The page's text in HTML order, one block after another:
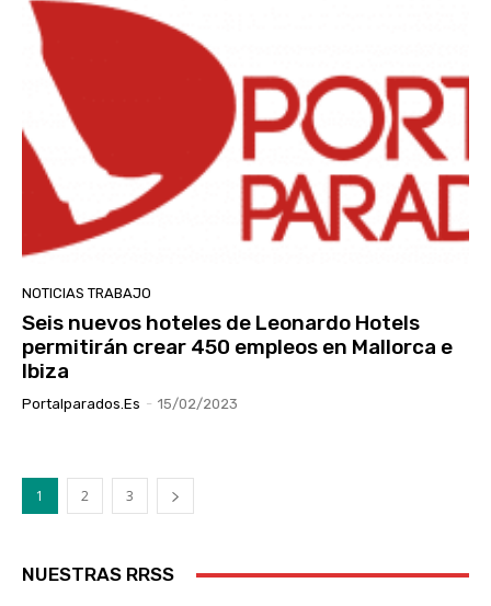
NOTICIAS TRABAJO
Seis nuevos hoteles de Leonardo Hotels
permitirán crear 450 empleos en Mallorca e
Ibiza
Portalparados.es - 15/02/2023
1 2 3
NUESTRAS RRSS